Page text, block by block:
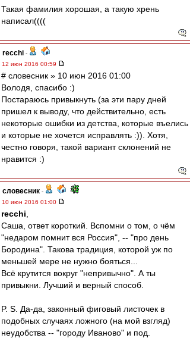
Такая фамилия хорошая, а такую хрень
написал((((
recchi -
12 июн 2016 00:59
# словесник » 10 июн 2016 01:00
Володя, спасибо :)
Постараюсь привыкнуть (за эти пару дней
пришел к выводу, что действительно, есть
некоторые ошибки из детства, которые въелись
и которые не хочется исправлять :)). Хотя,
честно говоря, такой вариант склонений не
нравится :)
словесник -
10 июн 2016 01:00
recchi
Саша, ответ короткий. Вспомни о том, о чём
"недаром помнит вся Россия", -- "про день
Бородина". Такова традиция, которой уж по
меньшей мере не нужно бояться...
Всё крутится вокруг "непривычно". А ты
привыкни. Лучший и верный способ.
P. S. Да-да, законный фиговый листочек в
подобных случаях ложного (на мой взгляд)
неудобства -- "городу Иваново" и под.